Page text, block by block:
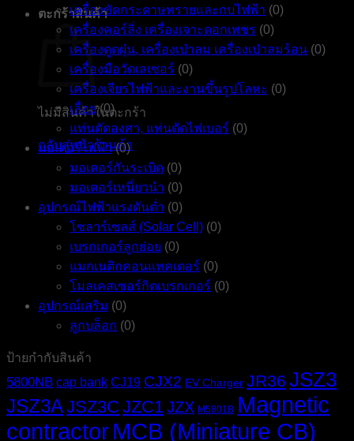
ตะกร้าสินค้า
ไม่มีสินค้าในตะกร้า
กลับสู่หน้าร้านค้า
เครื่องขัดกระดาษทรายและกบไฟฟ้า (0)
เครื่องคอร์ลิ่ง เครื่องเจาะดอกเพชร (0)
เครื่องดูดฝุ่น, เครื่องเป่าลม เครื่องเป่าลมร้อน (0)
เครื่องมือวัดเลเซอร์ (0)
เครื่องเจียรไฟฟ้าและงานขึ้นรูปโลหะ (0)
เลื่อย (0)
แท่นตัดองศา, แท่นตัดไฟเบอร์ (0)
มอเตอร์ไฟฟ้า (0)
มอเตอร์กันระเบิด (0)
มอเตอร์เหนี่ยวนำ (0)
อุปกรณ์ไฟฟ้าแรงดันต่ำ (0)
โซลาร์เซลส์ (Solar Cell) (0)
เบรกเกอร์ลูกย่อย (0)
แมกเนติกคอนแทคเตอร์ (0)
โมลเคสเซอร์กิตเบรกเกอร์ (0)
อุปกรณ์เสริม (0)
ลูกบล็อก (0)
ป้ายกำกับสินค้า
5800NB cap bank CJ19 CJX2 EV Charger JR36 JSZ3
JSZ3AJSZ3C JZC1JZX M5801B Magnetic
contractorMCB (Miniature CB)